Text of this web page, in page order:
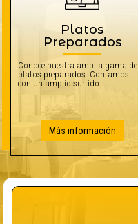
Platos
Preparados
Conoce nuestra amplia gama de
platos preparados. Contamos
con un amplio surtido.
Más información